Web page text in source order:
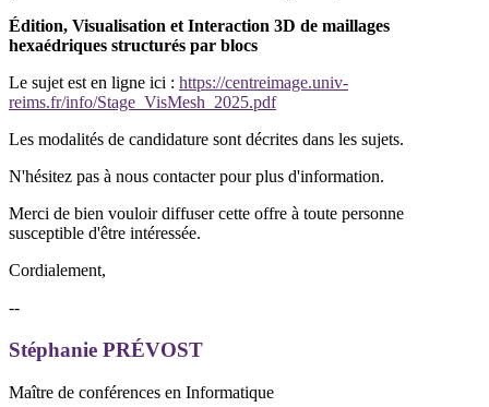
Édition, Visualisation et Interaction 3D de maillages
hexaédriques structurés par blocs
Le sujet est en ligne ici : https://centreimage.univ-
reims.fr/info/Stage_VisMesh_2025.pdf
Les modalités de candidature sont décrites dans les sujets.
N'hésitez pas à nous contacter pour plus d'information.
Merci de bien vouloir diffuser cette offre à toute personne
susceptible d'être intéressée.
Cordialement,
--
Stéphanie PRÉVOST
Maître de conférences en Informatique